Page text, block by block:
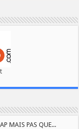
MAIS PAS QUE...